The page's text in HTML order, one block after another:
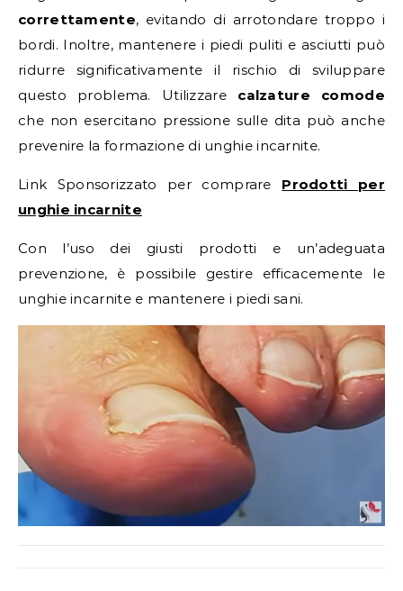
correttamente, evitando di arrotondare troppo i
bordi. Inoltre, mantenere i piedi puliti e asciutti può
ridurre significativamente il rischio di sviluppare
questo problema. Utilizzare calzature comode
che non esercitano pressione sulle dita può anche
prevenire la formazione di unghie incarnite.
Link Sponsorizzato per comprare Prodotti per
unghie incarnite
Con l’uso dei giusti prodotti e un’adeguata
prevenzione, è possibile gestire efficacemente le
unghie incarnite e mantenere i piedi sani.